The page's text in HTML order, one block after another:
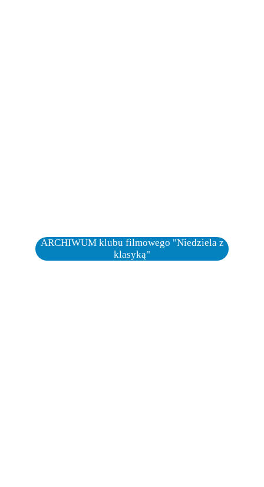
ARCHIWUM klubu filmowego "Niedziela z
klasyką"